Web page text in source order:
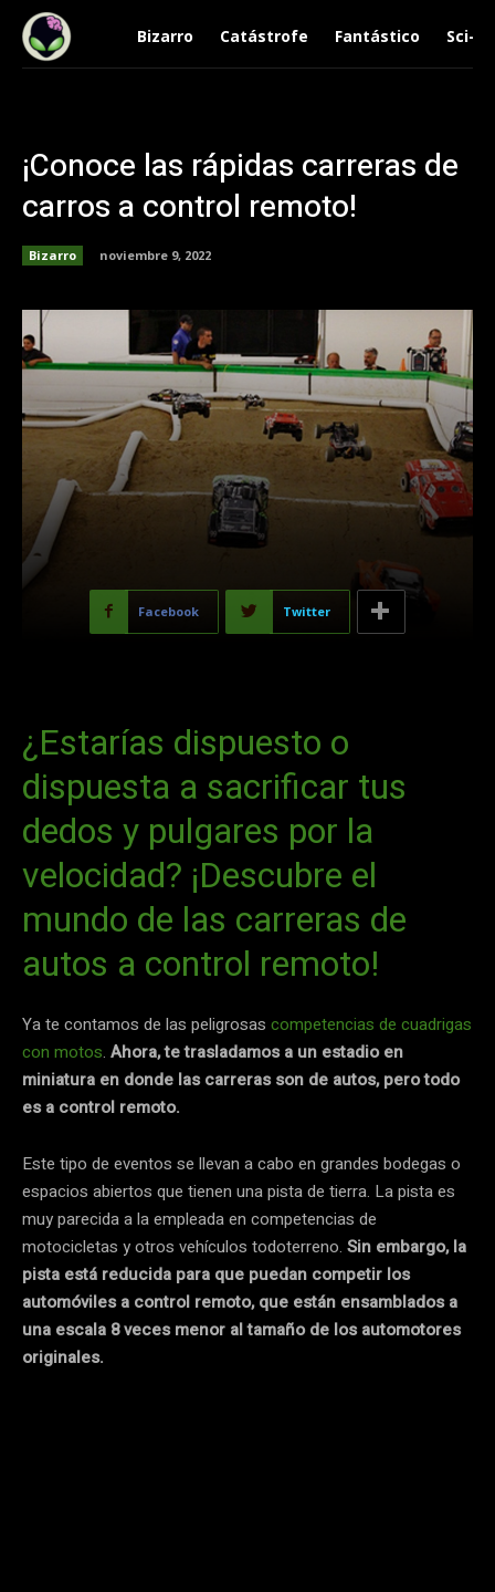
Bizarro Catástrofe Fantástico Sci-Fi
¡Conoce las rápidas carreras de
carros a control remoto!
Bizarro noviembre 9, 2022
Facebook Twitter
¿Estarías dispuesto o
dispuesta a sacrificar tus
dedos y pulgares por la
velocidad? ¡Descubre el
mundo de las carreras de
autos a control remoto!
Ya te contamos de las peligrosas competencias de cuadrigas
con motos. Ahora, te trasladamos a un estadio en
miniatura en donde las carreras son de autos, pero todo
es a control remoto.
Este tipo de eventos se llevan a cabo en grandes bodegas o
espacios abiertos que tienen una pista de tierra. La pista es
muy parecida a la empleada en competencias de
motocicletas y otros vehículos todoterreno. Sin embargo, la
pista está reducida para que puedan competir los
automóviles a control remoto, que están ensamblados a
una escala 8 veces menor al tamaño de los automotores
originales.